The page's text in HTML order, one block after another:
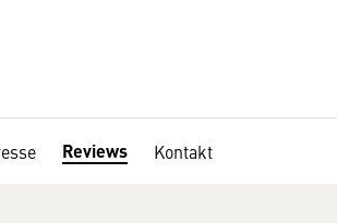
Reviews Kontakt